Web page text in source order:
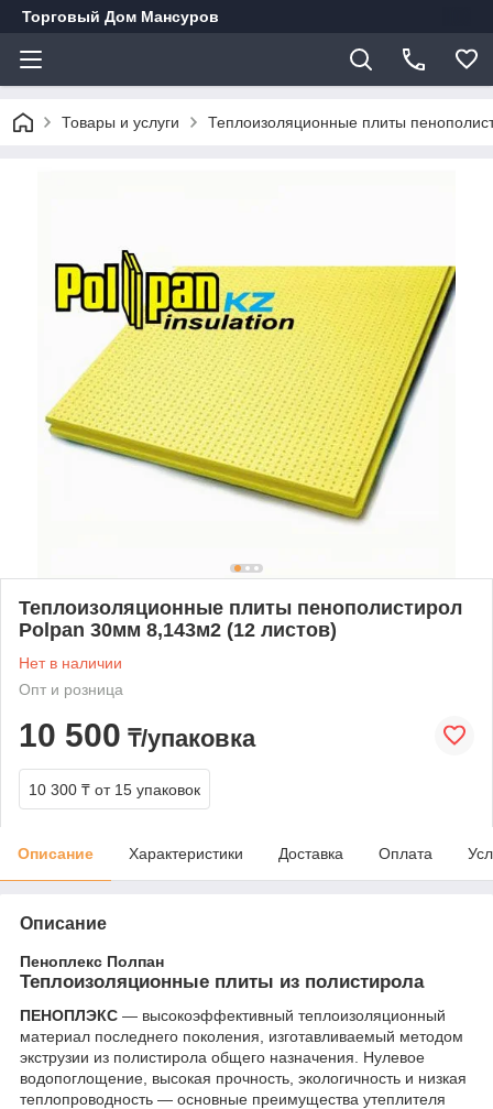
Торговый Дом Мансуров
Товары и услуги Теплоизоляционные плиты
Теплоизоляционные плиты пенополистирол
Polpan 30мм 8,143м2 (12 листов)
Нет в наличии
Опт и розница
10 500 ₸/упаковка
10 300 ₸ от 15 упаковок
Описание Характеристики Доставка Оплата
Описание
Пеноплекс Полпан
Теплоизоляционные плиты из полистирола
ПЕНОПЛЭКС — высокоэффективный теплоизоляционный
материал последнего поколения, изготавливаемый методом
экструзии из полистирола общего назначения. Нулевое
водопоглощение, высокая прочность, экологичность и низкая
теплопроводность — основные преимущества утеплителя